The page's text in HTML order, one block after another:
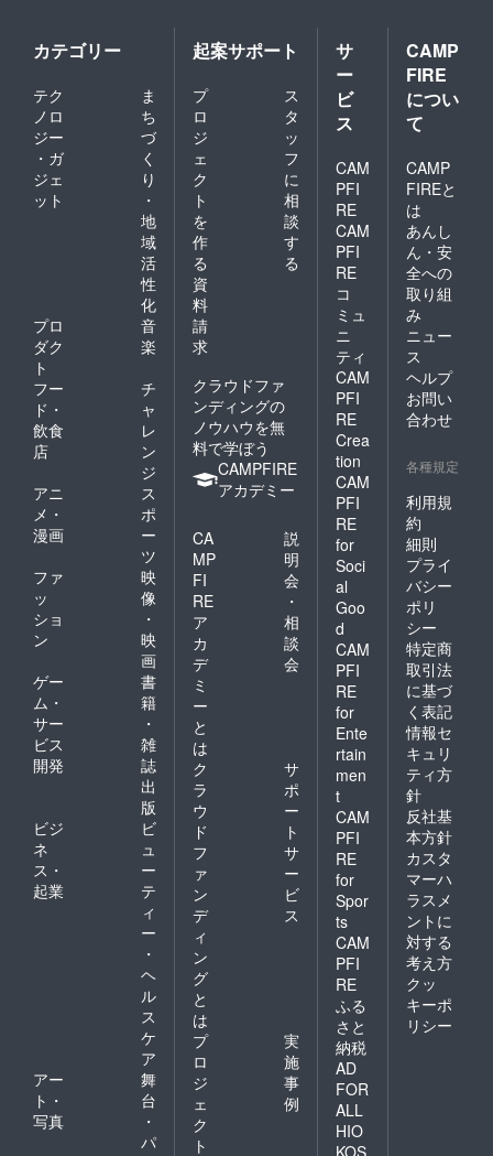
活動報
告は一
通とさ
せてい
ただき
ます。
２月〜
２０２
３年１
２月
（１年
間）・
本文テ
サイズ
にて箇
条書き
＜その
他＞ ・
岩船産
コシヒ
カリの
玄米１
０キロ
を精米
してお
届けい
たしま
す。精
米工程
が５％
少いた
しま
す。 ・
お一人
様１０
０口ま
で複数
購入が
可能で
す。 ・
複数購
入の場
合、お
手紙と
活動報
告は一
通とさ
せてい
ただき
ます。
お手
紙：２
０２２
年１２
月・上
記に同
封 ・活
告
：２０
２３年
２月・
メール
・ホー
ムペー
ジへの
お名前
掲載：
２０２
２年１
２月〜
２０２
３年１
間）・
キスト
サイズ
にて箇
条書き
＜その
他＞ ・
岩船産
コシヒ
カリの
玄米３
０キロ
を精米
してお
届けい
たしま
す。精
米工程
で重量
が５％
程度減
少いた
しま
す。 ・
お一人
様１０
０口ま
で複数
購入が
可能で
す。 ・
複数購
キスト
サイズ
にて箇
条書き
・右腕
チケッ
ト：２
年１１
月 ※２
※２ ２
０２２
年１１
月上旬
頃に、
古林よ
り支援
者様に
ご連絡
を差し
上げま
す。 ・
事前に
打ち合
（オン
ン）を
持たせ
て頂
き、リ
ターン
内容を
相談に
より決
定いた
しま
す。 ・
累積時
間７時
間×２営
業日分
の支援
者様の
業務を
ご支援
いたし
ます。
時間は
数時間
ずつの
ご利用
も可能
です。
・提供
可能期
間：２
０２２
封 ・活
告
：２０
２３年
２月・
メール
ムペー
ジへの
お名前
掲載：
２０２
２年１
２月〜
２０２
３年１
２月
（１年
間）・
本文テ
キスト
サイズ
にて箇
・右腕
ト：２
０２２
年１１
月 ※２
※２ ２
０２２
年１１
月上旬
頃に、
古林よ
り支援
者様に
ご連絡
を差し
上げま
す。 ・
事前に
打ち合
わせ
（オン
ライ
ン）を
持たせ
て頂
き、リ
ターン
内容を
相談に
より決
定いた
カテゴリー
テク
ノロ
ジー
・ガ
ジェ
ット
ま
ち
づ
く
り
・
地
域
活
性
化
プロ
ダク
ト
音
楽
フー
ド・
飲食
店
チ
ャ
レ
ン
ジ
アニ
メ・
漫画
ス
ポ
ー
ツ
ファ
ッ
ショ
ン
映
像
・
映
画
ゲー
ム・
サー
ビス
開発
書
籍
・
雑
誌
出
版
ビジ
ネ
ス・
起業
ビ
ュ
ー
テ
ィ
ー
・
ヘ
ル
ス
ケ
ア
アー
ト・
写真
舞
台
・
パ
起案サポート
プ
ロ
ジ
ェ
ク
ト
を
作
る
ス
タ
ッ
フ
に
相
談
す
る
資
料
請
求
クラウドファ
ンディングの
ノウハウを無
料で学ぼう
CAMPFIRE
アカデミー
CA
MP
FI
RE
ア
カ
デ
ミ
ー
と
は
説
明
会
・
相
談
会
ク
ラ
ウ
ド
フ
ァ
ン
デ
ィ
ン
グ
と
は
サ
ポ
ー
ト
サ
ー
ビ
ス
プ
ロ
ジ
ェ
ク
ト
実
施
事
例
サ
ー
ビ
ス
CAM
PFI
RE
CAM
PFI
RE
コ
ミュ
ニ
ティ
CAM
PFI
RE
Crea
tion
CAM
PFI
RE
for
Soci
al
Goo
d
CAM
PFI
RE
for
Ente
rtain
men
t
CAM
PFI
RE
for
Spor
ts
CAM
PFI
RE
ふる
さと
納税
AD
FOR
ALL
HIO
KOS
CAMP
FIRE
につい
て
CAMP
FIREと
は
あんし
ん・安
全への
取り組
み
ニュー
ス
ヘルプ
お問い
合わせ
各種規定
利用規
約
細則
プライ
バシー
ポリ
シー
特定商
取引法
に基づ
く表記
情報セ
キュリ
ティ方
針
反社基
本方針
カスタ
マーハ
ラスメ
ントに
対する
考え方
クッ
キーポ
リシー